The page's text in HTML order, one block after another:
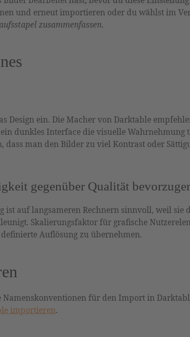
und erneut importieren oder du wählst im
zusammenfassen.
Design ein. Die Macher von Darktable
dunkles Interface die visuelle Wahrnehmung
dass man den Bilder zu viel Kontrast oder
gegenüber Qualität
ist auf langsameren Rechnern sinnvoll, weil sie
Skalierungsfaktor für grafische
Auflösung zu übernehmen.
Namenskonventionen für den Import in
importieren.